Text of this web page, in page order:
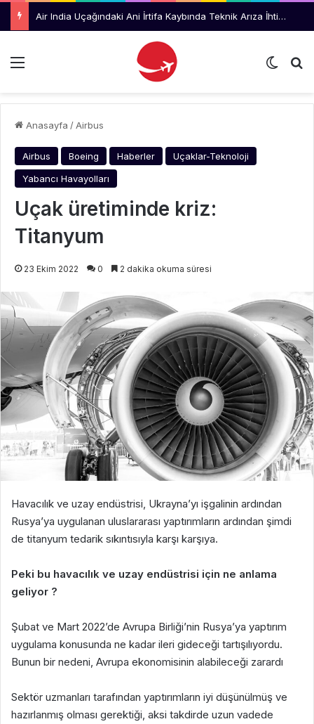
Air India Uçağındaki Ani İrtifa Kaybında Teknik Arıza İhtimali İnceleniyor
Menü Dış
Anasayfa /Airbus
Airbus Boeing Haberler
Uçaklar-Teknoloji
Yabancı Havayolları
Uçak üretiminde kriz:
Titanyum
23 Ekim 2022 0 2 dakika okuma süresi
Havacılık ve uzay endüstrisi, Ukrayna’yı işgalinin ardından
Rusya’ya uygulanan uluslararası yaptırımların ardından şimdi
de titanyum tedarik sıkıntısıyla karşı karşıya.
Peki bu havacılık ve uzay endüstrisi için ne anlama
geliyor ?
Şubat ve Mart 2022’de Avrupa Birliği’nin Rusya’ya yaptırım
uygulama konusunda ne kadar ileri gideceği tartışılıyordu.
Bunun bir nedeni, Avrupa ekonomisinin alabileceği zarardı
Sektör uzmanları tarafından yaptırımların iyi düşünülmüş ve
hazırlanmış olması gerektiği, aksi takdirde uzun vadede